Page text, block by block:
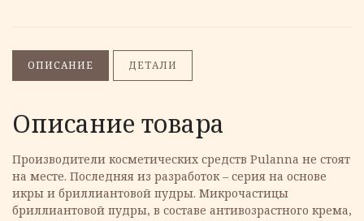
ОПИСАНИЕ ДЕТАЛИ
Описание товара
Производители косметических средств Pulanna не стоят
на месте. Последняя из разработок – серия на основе
икры и бриллиантовой пудры. Микрочастицы
бриллиантовой пудры, в составе антивозрастного крема,